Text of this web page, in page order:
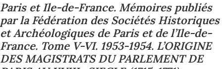
Paris et Ile-de-France. Mémoires publiés
par la Fédération des Sociétés Historiques
et Archéologiques de Paris et de l’Ile-de-
France. Tome V-VI. 1953-1954. L’ORIGINE
DES MAGISTRATS DU PARLEMENT DE